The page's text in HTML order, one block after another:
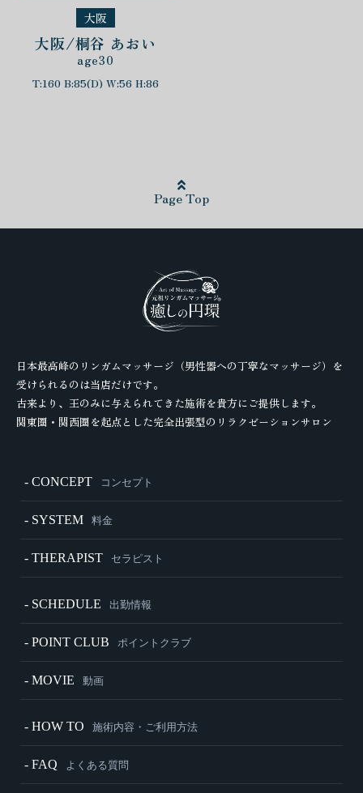
大阪
大阪/桐谷 あおい
age30
T:160 B:85(D) W:56 H:86
Page Top
日本最高峰のリンガムマッサージ（男性器への丁寧なマッサージ）を
受けられるのは当店だけです。
古来より、王のみに与えられてきた施術を貴方にご提供します。
関東圏・関西圏を起点とした完全出張型のリラクゼーションサロン
- CONCEPT コンセプト
- SYSTEM 料金
- THERAPIST セラピスト
- SCHEDULE 出勤情報
- POINT CLUB ポイントクラブ
- MOVIE 動画
- HOW TO 施術内容・ご利用方法
- FAQ よくある質問